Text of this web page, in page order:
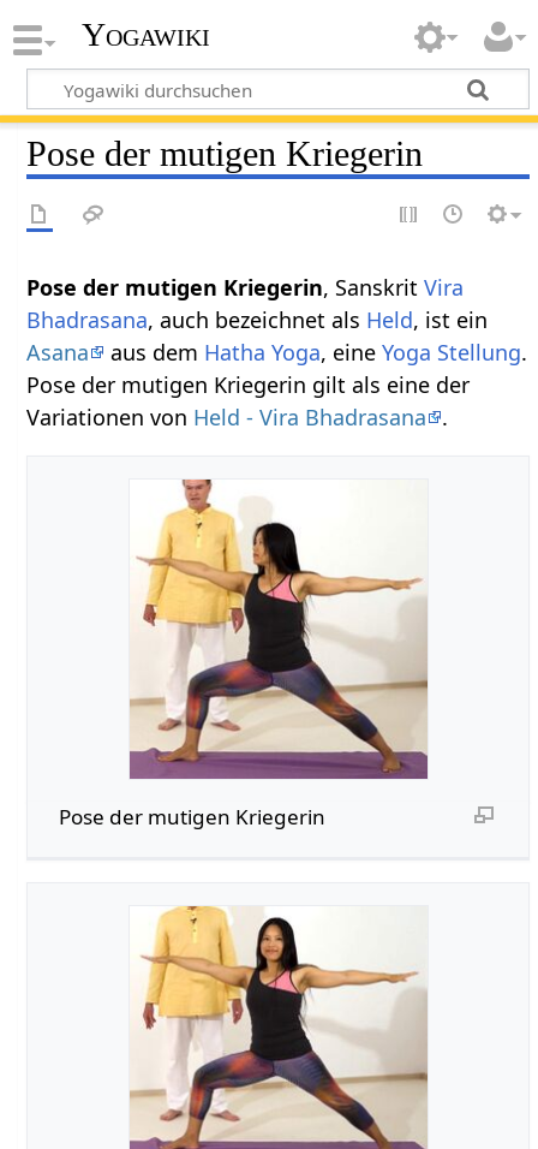
Yogawiki
Pose der mutigen Kriegerin
Pose der mutigen Kriegerin, SanskritVira
Bhadrasana, auch bezeichnet als Held, ist ein
Asana
aus dem Hatha Yoga, eineYoga Stellung.
Pose der mutigen Kriegerin gilt als eine der
Variationen von Held - Vira Bhadrasana .
Pose der mutigen Kriegerin